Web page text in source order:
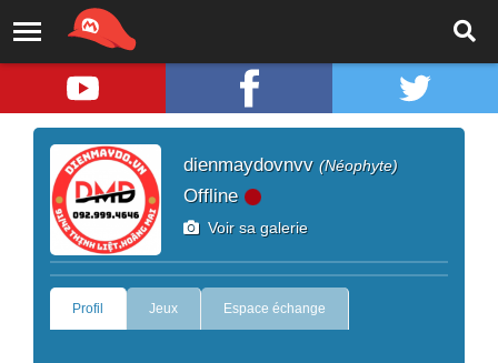
dienmaydovnvv (Néophyte)
Offline
Voir sa galerie
Profil Jeux Espace échange